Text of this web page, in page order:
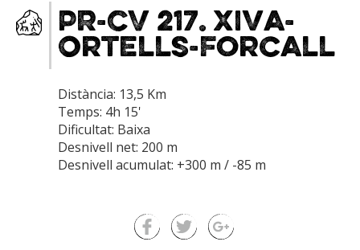
PR-CV 217. Xiva-
Ortells-Forcall
Distància: 13,5 Km
Temps: 4h 15'
Dificultat: Baixa
Desnivell net: 200 m
Desnivell acumulat: +300 m / -85 m